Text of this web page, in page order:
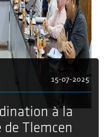
15-07-2025
à la
Tlemcen